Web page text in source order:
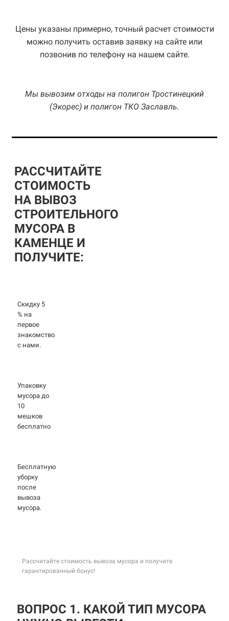
Цены указаны примерно, точный расчет стоимости
можно получить оставив заявку на сайте или
позвонив по телефону на нашем сайте.
Мы вывозим отходы на полигон Тростинецкий
(Экорес) и полигон ТКО Заславль.
РАССЧИТАЙТЕ
СТОИМОСТЬ
НА ВЫВОЗ
СТРОИТЕЛЬНОГО
МУСОРА В
КАМЕНЦЕ И
ПОЛУЧИТЕ:
Скидку 5
% на
первое
знакомство
с нами.
Упаковку
мусора до
10
мешков
бесплатно
Бесплатную
уборку
после
вывоза
мусора.
Рассчитайте стоимость вывоза мусора и получите
гарантированный бонус!
ВОПРОС 1. КАКОЙ ТИП МУСОРА